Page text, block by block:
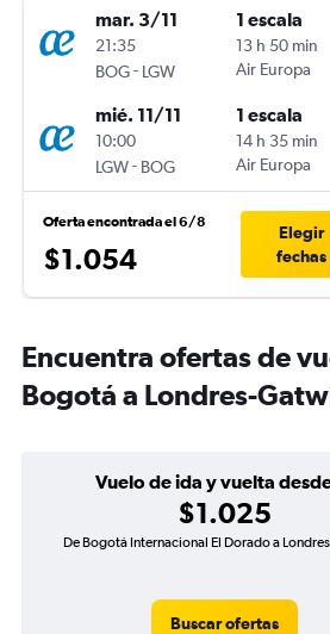
mar. 3/11
21:35
BOG- LGW
1 escala
13 h 50 min
Air Europa
mié. 11/11
10:00
LGW- BOG
1 escala
14 h 35 min
Air Europa
Oferta encontrada el 6/8
$1.054
Elegir
fechas
Encuentra ofertas de
Bogotá a Londres-
Vuelo de ida y vuelta
$1.025
De Bogotá Internacional El Dorado a
Buscar ofertas